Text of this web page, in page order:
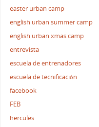
easter urban camp
english urban summer camp
english urban xmas camp
entrevista
escuela de entrenadores
escuela de tecnificación
facebook
FEB
hercules